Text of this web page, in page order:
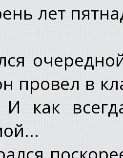
лет
провел в
И как